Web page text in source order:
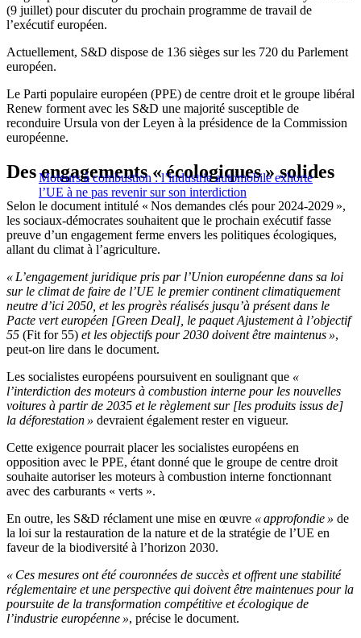
(9 juillet) pour discuter du prochain programme de travail de
l’exécutif européen.
Actuellement, S&D dispose de 136 sièges sur les 720 du Parlement
européen.
Le Parti populaire européen (PPE) de centre droit et le groupe libéral
Renew forment avec les S&D une majorité susceptible de
reconduire Ursula von der Leyen à la présidence de la Commission
européenne.
Moteurs à combustion : l’industrie automobile exhorte
l’UE à ne pas revenir sur son interdiction
Des engagements « écologiques » solides
Selon le document intitulé « Nos demandes clés pour 2024-2029 »,
les sociaux-démocrates souhaitent que le prochain exécutif fasse
preuve d’un engagement ferme envers les politiques écologiques,
allant du climat à l’agriculture.
« L’engagement juridique pris par l’Union européenne dans sa loi
sur le climat de faire de l’UE le premier continent climatiquement
neutre d’ici 2050, et les progrès réalisés jusqu’à présent dans le
Pacte vert européen [Green Deal], le paquet Ajustement à l’objectif
55 (Fit for 55) et les objectifs pour 2030 doivent être maintenus »,
peut-on lire dans le document.
Les socialistes européens poursuivent en soulignant que «
l’interdiction des moteurs à combustion interne pour les nouvelles
voitures à partir de 2035 et le règlement sur [les produits issus de]
la déforestation » devraient également rester en vigueur.
Cette exigence pourrait placer les socialistes européens en
opposition avec le PPE, étant donné que le groupe de centre droit
souhaite autoriser les moteurs à combustion interne fonctionnant
avec des carburants « verts ».
En outre, les S&D réclament une mise en œuvre « approfondie » de
la loi sur la restauration de la nature et de la stratégie de l’UE en
faveur de la biodiversité à l’horizon 2030.
« Ces mesures ont été couronnées de succès et offrent une stabilité
réglementaire et une perspective qui doivent être maintenues pour la
poursuite de la transformation compétitive et écologique de
l’industrie européenne », précise le document.